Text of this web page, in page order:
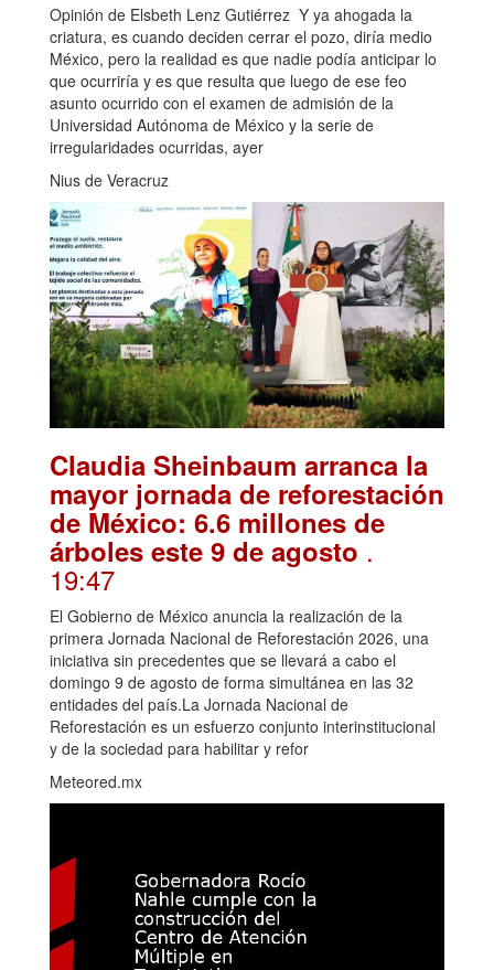
Opinión de Elsbeth Lenz Gutiérrez Y ya ahogada la
criatura, es cuando deciden cerrar el pozo, diría medio
México, pero la realidad es que nadie podía anticipar lo
que ocurriría y es que resulta que luego de ese feo
asunto ocurrido con el examen de admisión de la
Universidad Autónoma de México y la serie de
irregularidades ocurridas, ayer
Nius de Veracruz
Claudia Sheinbaum arranca la
mayor jornada de reforestación
de México: 6.6 millones de
árboles este 9 de agosto .
19:47
El Gobierno de México anuncia la realización de la
primera Jornada Nacional de Reforestación 2026, una
iniciativa sin precedentes que se llevará a cabo el
domingo 9 de agosto de forma simultánea en las 32
entidades del país.La Jornada Nacional de
Reforestación es un esfuerzo conjunto interinstitucional
y de la sociedad para habilitar y refor
Meteored.mx